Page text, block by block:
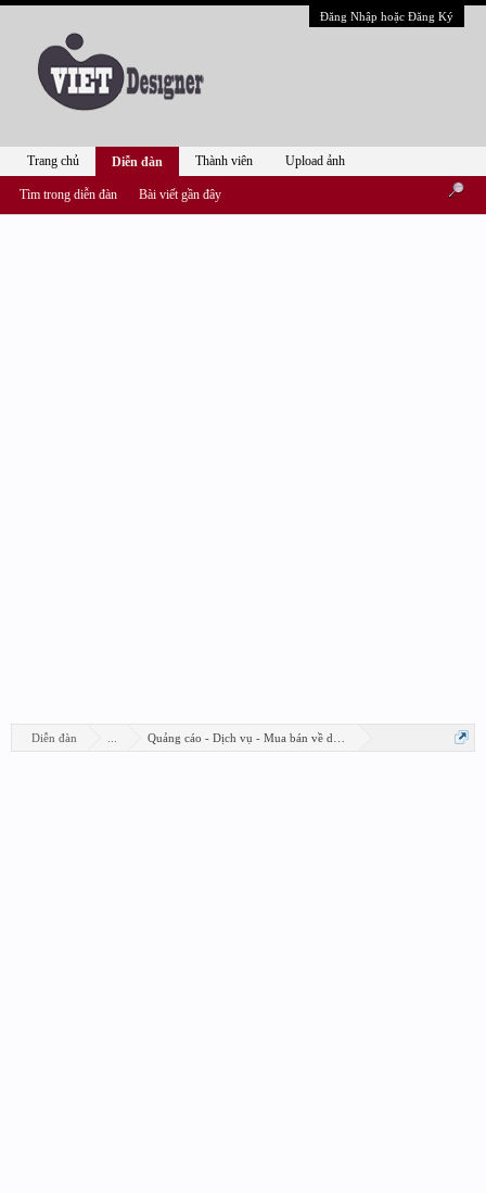
Đăng Nhập hoặc Đăng Ký
Diễn đàn Quảng cáo - Dịch vụ - Mua bán về design
Trang chủ Diễn đàn
Tìm trong diễn đàn Bài viết gần đây
Thành viên Upload ảnh